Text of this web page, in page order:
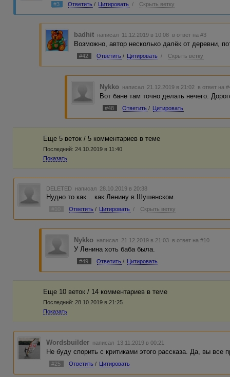
#3 Ответить / Цитировать / Скрыть ветку
badhit написал 11.12.2019 в 10:08 в ответ на #3
Возможно, автор несколько далёк от деревни,
#42 Ответить / Цитировать / Скрыть ветку
Nykko написал 21.12.2019 в 21:02 в ответ на
Вот бане там точно делать нечего.
#48 Ответить / Цитировать
Еще 5 веток / 5 комментариев в темe
Последний: 24.10.2019 в 11:40
Показать
DELETED написал 28.10.2019 в 20:38
Нудно то как... как Ленину в Шушенском.
Ответить / Цитировать / Скрыть ветку
Nykko написал 21.12.2019 в 21:03 в ответ на #10
У Ленина хоть баба была.
#49 Ответить / Цитировать
Еще 10 веток / 14 комментариев в темe
Последний: 28.10.2019 в 21:25
Показать
Wordsbuilder написал 13.11.2019 в 00:21
Не буду спорить с критиками этого рассказа. Да, вы все
#25 Ответить / Цитировать